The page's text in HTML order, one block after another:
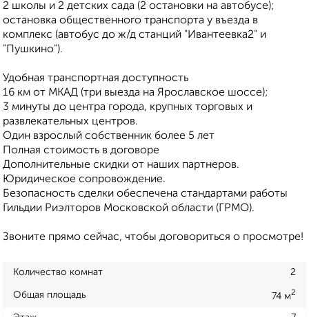
2 школы и 2 детских сада (2 остановки на автобусе);
остановка общественного транспорта у въезда в
комплекс (автобус до ж/д станций "Ивантеевка2" и
"Пушкино").
Удобная транспортная доступность
16 км от МКАД (три выезда на Ярославское шоссе);
3 минуты до центра города, крупных торговых и
развлекательных центров.
Один взрослый собственник более 5 лет
Полная стоимость в договоре
Дополнительные скидки от наших партнеров.
Юридическое сопровождение.
Безопасность сделки обеспечена стандартами работы
Гильдии Риэлторов Московской области (ГРМО).
Звоните прямо сейчас, чтобы договориться о просмотре!
Количество комнат 2
Общая площадь 74 м2